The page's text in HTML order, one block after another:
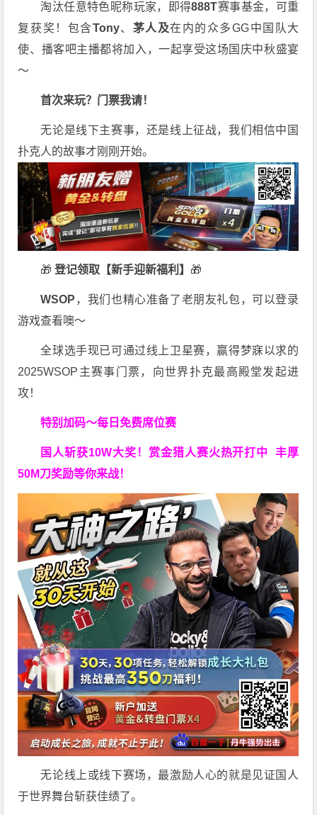
淘汰任意特色昵称玩家，即得888T赛事基金，可重
复获奖！包含Tony、 茅人及在内的众多GG中国队大
使、播客吧主播都将加入，一起享受这场国庆中秋盛宴
～
首次来玩？门票我请！
无论是线下主赛事，还是线上征战，我们相信中国
扑克人的故事才刚刚开始。
🎁 登记领取【新手迎新福利】 🎁
WSOP ，我们也精心准备了老朋友礼包，可以登录
游戏查看噢～
全球选手现已可通过线上卫星赛，赢得梦寐以求的
2025WSOP主赛事门票，向世界扑克最高殿堂发起进
攻！
特别加码～每日免费席位赛
国人斩获10W大奖！ 赏金猎人赛火热开打中 丰厚
50M刀奖励等你来战！
无论线上或线下赛场，最激励人心的就是见证国人
于世界舞台斩获佳绩了。